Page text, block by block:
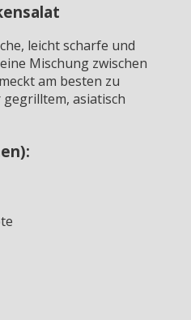
leicht scharfe und
Mischung zwischen
am besten zu
asiatisch